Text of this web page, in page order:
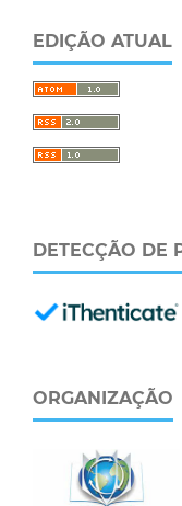
EDIÇÃO ATUAL
DETECÇÃO DE
ORGANIZAÇÃO